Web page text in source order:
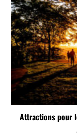
Attractions pour